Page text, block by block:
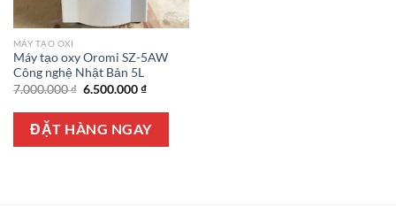
MÁY TẠO OXI
Máy tạo oxy Oromi SZ-5AW
Công nghệ Nhật Bản 5L
7.000.000₫ Giá
là:
7.000.000 ₫.
6.500.000₫Giá
tại
là:
6.500.000 ₫.
ĐẶT HÀNG NGAY